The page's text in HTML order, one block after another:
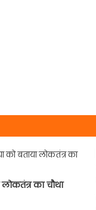
लोकतंत्र का चौथा